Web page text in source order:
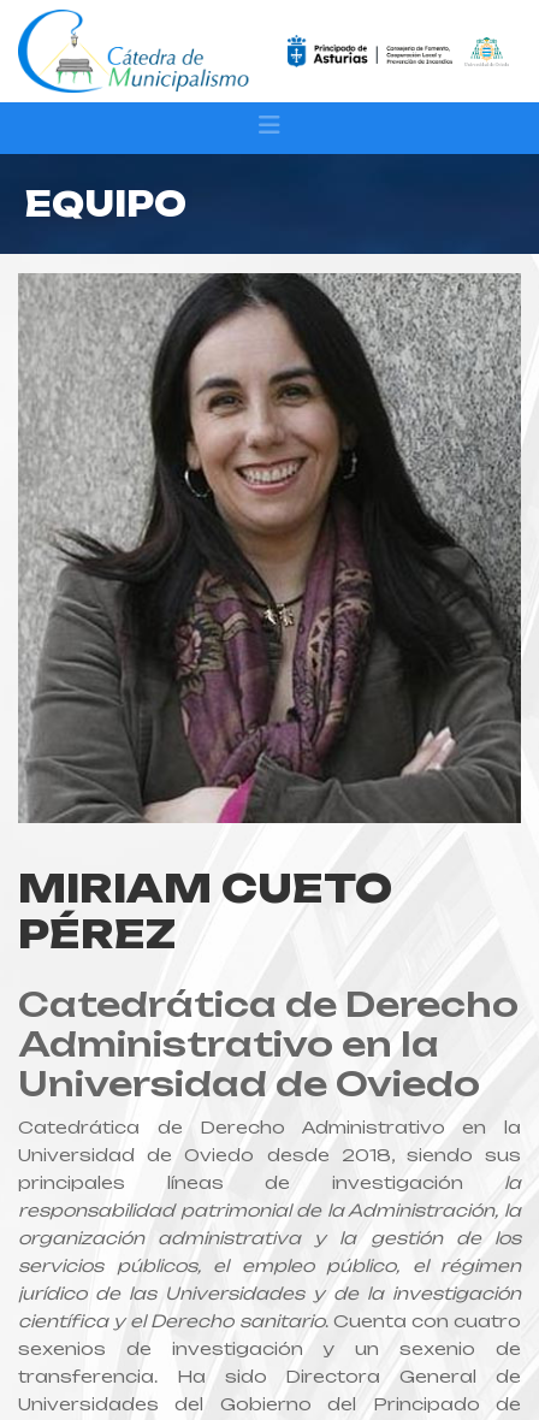
EQUIPO
MIRIAM CUETO
PÉREZ
Catedrática de Derecho
Administrativo en la
Universidad de Oviedo
Catedrática de Derecho Administrativo en la
Universidad de Oviedo desde 2018, siendo sus
principales líneas de investigación la
responsabilidad patrimonial de la Administración, la
organización administrativa y la gestión de los
servicios públicos, el empleo público, el régimen
jurídico de las Universidades y de la investigación
científica y el Derecho sanitario. Cuenta con cuatro
sexenios de investigación y un sexenio de
transferencia. Ha sido Directora General de
Universidades del Gobierno del Principado de